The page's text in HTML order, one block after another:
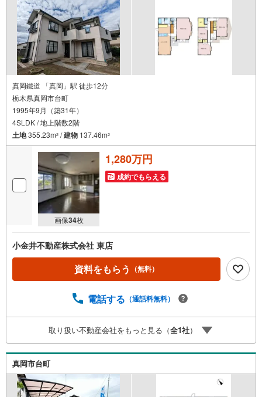
真岡鐵道 「真岡」駅 徒歩12分
栃木県真岡市台町
1995年9月（築31年）
4SLDK / 地上階数2階
土地355.23m2 /建物 137.46m2
画像34枚
1,280万円
成約でもらえる
小金井不動産株式会社 東店
資料をもらう （無料）
電話する （通話料無料）
取り扱い不動産会社をもっと見る（全1社）
真岡市台町